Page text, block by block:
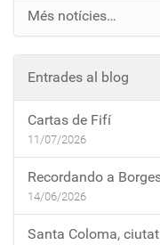
Més notícies…
Entrades al blog
Cartas de Fifí
11/07/2026
Recordando a
14/06/2026
Santa Coloma,